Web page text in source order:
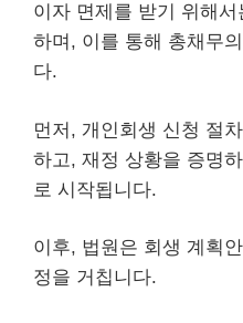
이자 면제를 받기 위해서
하며, 이를 통해 총채무
다.
먼저, 개인회생 신청 절
하고, 재정 상황을 증명
로 시작됩니다.
이후, 법원은 회생 계획
정을 거칩니다.